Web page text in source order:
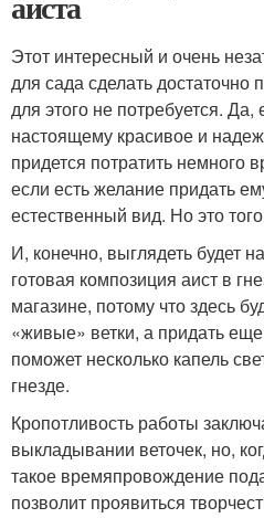
Этот интересный и очень
для сада сделать достаточно
для этого не потребуется.
настоящему красивое и
придется потратить немного
если есть желание придать
естественный вид. Но это
И, конечно, выглядеть будет
готовая композиция аист в
магазине, потому что здесь
«живые» ветки, а придать
поможет несколько капель
гнезде.
Кропотливость работы
выкладывании веточек, но,
такое времяпровождение
позволит проявиться